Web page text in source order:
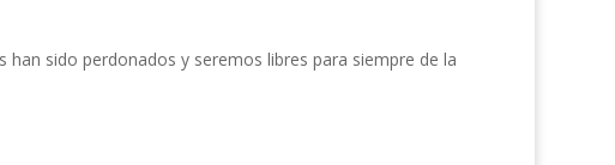
sido perdonados y seremos libres para siempre de la